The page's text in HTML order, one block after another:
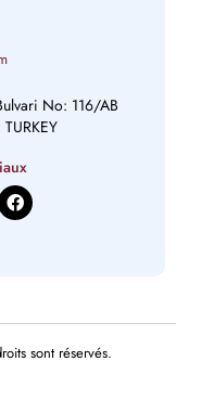
No: 116/AB
F
a
c
sont réservés.